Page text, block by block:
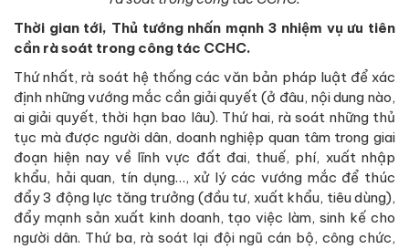
Thời gian tới, Thủ tướng nhấn mạnh 3 nhiệm vụ ưu tiên
cần rà soát trong công tác CCHC.
Thứ nhất, rà soát hệ thống các văn bản pháp luật để xác
định những vướng mắc cần giải quyết (ở đâu, nội dung nào,
ai giải quyết, thời hạn bao lâu). Thứ hai, rà soát những thủ
tục mà được người dân, doanh nghiệp quan tâm trong giai
đoạn hiện nay về lĩnh vực đất đai, thuế, phí, xuất nhập
khẩu, hải quan, tín dụng…, xử lý các vướng mắc để thúc
đẩy 3 động lực tăng trưởng (đầu tư, xuất khẩu, tiêu dùng),
đẩy mạnh sản xuất kinh doanh, tạo việc làm, sinh kế cho
người dân. Thứ ba, rà soát lại đội ngũ cán bộ, công chức,